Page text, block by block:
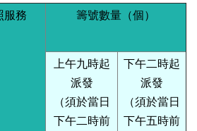
服務 籌號數量（個）
上午九時起
派發
（須於當日
下午二時前
下午二時起
派發
（須於當日
下午五時前